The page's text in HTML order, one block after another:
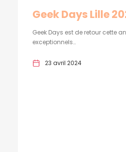
Geek Days Lille
Geek Days est de retour cette
exceptionnels…
23 avril 2024